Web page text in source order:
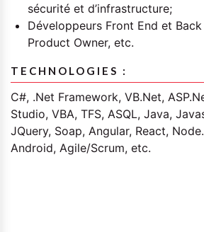
sécurité et d’infrastructure;
Développeurs Front End et Back
Product Owner, etc.
TECHNOLOGIES :
C#, .Net Framework, VB.Net,
Studio, VBA, TFS, ASQL, Java,
JQuery, Soap, Angular, React,
Android, Agile/Scrum, etc.